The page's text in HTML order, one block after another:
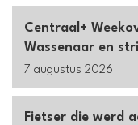
Centraal+
Wassenaar en
7 augustus 2026
Fietser die werd